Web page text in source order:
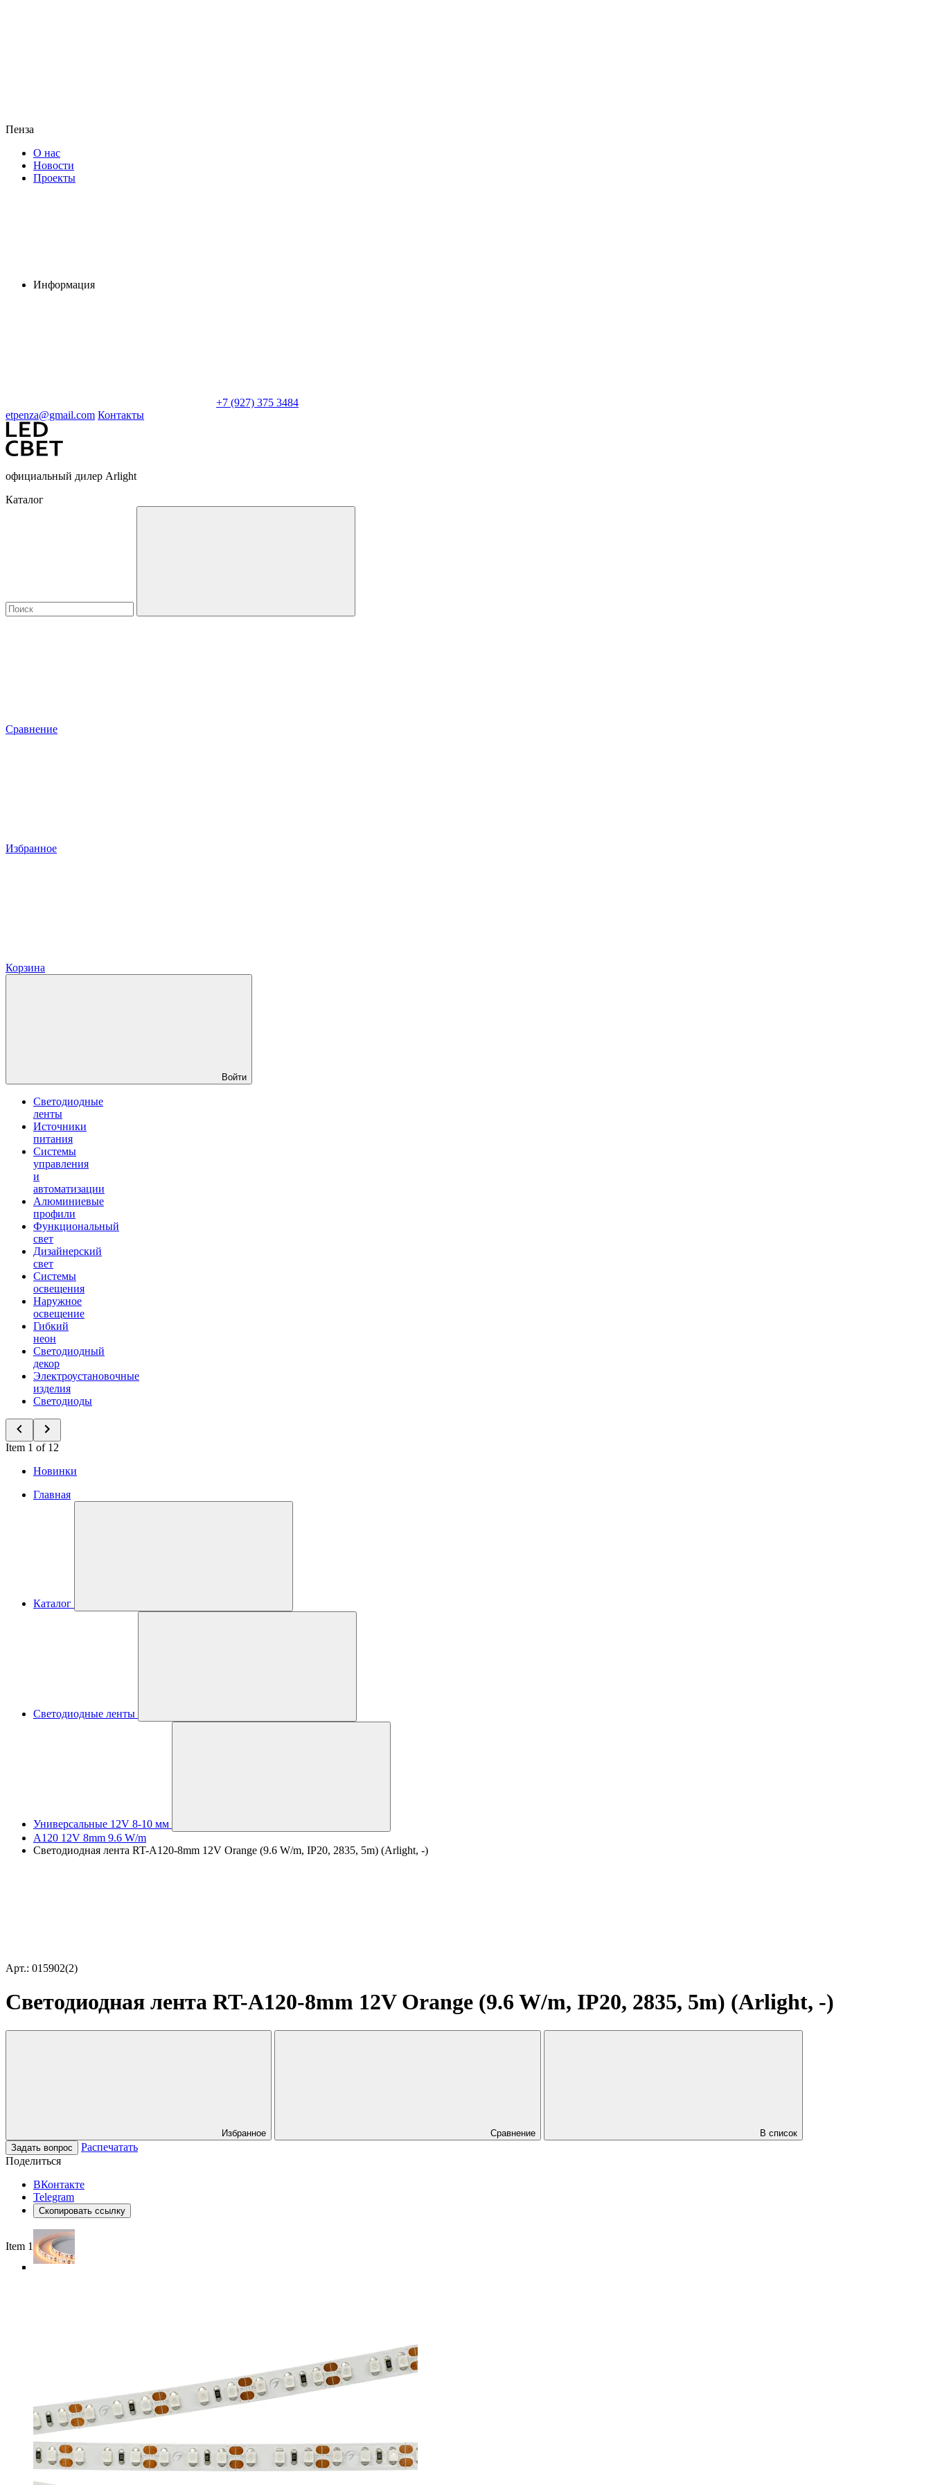
Пенза
О нас
Новости
Проекты
Информация
+7 (927) 375 3484
etpenza@gmail.com Контакты
официальный дилер Arlight
Каталог
Сравнение
Избранное
Корзина
Войти
Светодиодные
ленты
Источники
питания
Системы
управления
и
автоматизации
Алюминиевые
профили
Функциональный
свет
Дизайнерский
свет
Системы
освещения
Наружное
освещение
Гибкий
неон
Светодиодный
декор
Электроустановочные
изделия
Светодиоды
Item 1 of 12
Новинки
Главная
Каталог
Светодиодные ленты
Универсальные 12V 8-10 мм
A120 12V 8mm 9.6 W/m
Светодиодная лента RT-A120-8mm 12V Orange (9.6 W/m, IP20, 2835, 5m) (Arlight, -)
Арт.: 015902(2)
Светодиодная лента RT-A120-8mm 12V Orange (9.6 W/m, IP20, 2835, 5m) (Arlight, -)
Избранное Сравнение
В список
Задать вопрос
Распечатать
Поделиться
ВКонтакте
Telegram
Скопировать ссылку
Item 1 of 4